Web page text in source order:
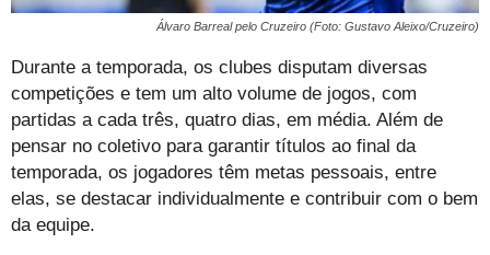
Álvaro Barreal pelo Cruzeiro (Foto: Gustavo Aleixo/Cruzeiro)
Durante a temporada, os clubes disputam diversas
competições e tem um alto volume de jogos, com
partidas a cada três, quatro dias, em média. Além de
pensar no coletivo para garantir títulos ao final da
temporada, os jogadores têm metas pessoais, entre
elas, se destacar individualmente e contribuir com o bem
da equipe.